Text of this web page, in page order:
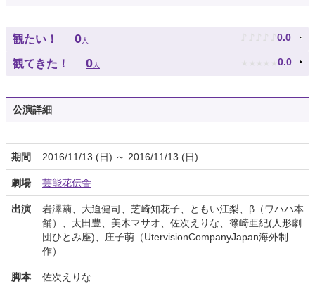
観たい！ 0人 ♪ ♪ ♪ ♪ ♪ 0.0
観てきた！ 0人 ★ ★ ★ ★ ★ 0.0
公演詳細
期間 2016/11/13 (日) ～ 2016/11/13 (日)
劇場 芸能花伝舎
出演
岩澤繭、大迫健司、芝崎知花子、ともい江梨、β（ワハハ本
舗）、太田豊、美木マサオ、佐次えりな、篠崎亜紀(人形劇
団ひとみ座)、庄子萌（UtervisionCompanyJapan海外制
作）
脚本 佐次えりな